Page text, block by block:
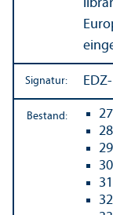
Signatur:
Bestand: